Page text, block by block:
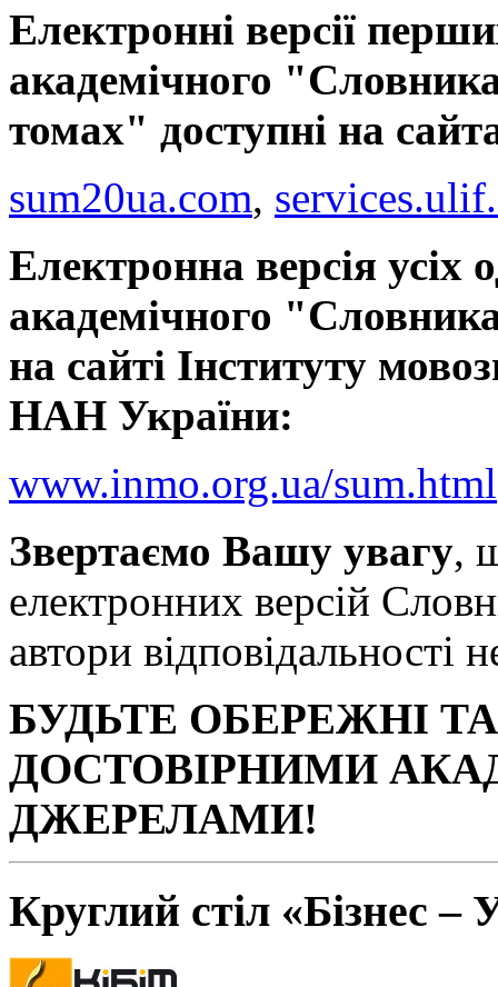
Електронні версії
академічного
томах" доступні на
sum20ua.com,
Електронна версія усіх
академічного
на сайті Інституту
НАН України:
www.inmo.org.ua/sum.html
Звертаємо Вашу увагу,
електронних версій
автори відповідальності
БУДЬТЕ ОБЕРЕЖНІ
ДОСТОВІРНИМИ
ДЖЕРЕЛАМИ!
Круглий стіл «Бізнес –